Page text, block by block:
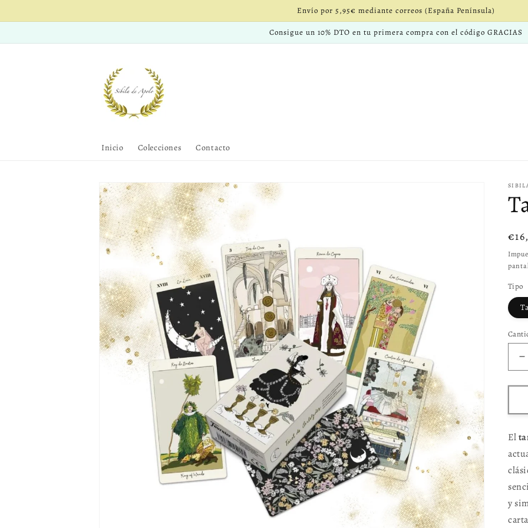
al contenido
Envío por 5,95€ mediante correos (España Península)
Consigue un 10% DTO en tu primera compra con el código GRACIAS
Inicio Colecciones Contacto
directamente
a la
información
del producto
Tipo
El
y